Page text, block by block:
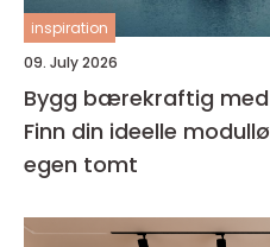
inspiration
09. July 2026
Bygg bærekraftig
Finn din ideelle
egen tomt